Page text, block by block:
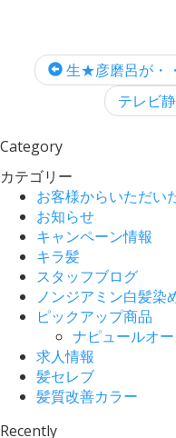
生★彦磨呂が・
テレビ
Category
カテゴリー
お客様からいただい
お知らせ
キャンペーン情報
キラ髪
スタッフブログ
ノンジアミン白髪染
ピックアップ商品
ナピュールオ
求人情報
髪セレブ
髪質改善カラー
Recently